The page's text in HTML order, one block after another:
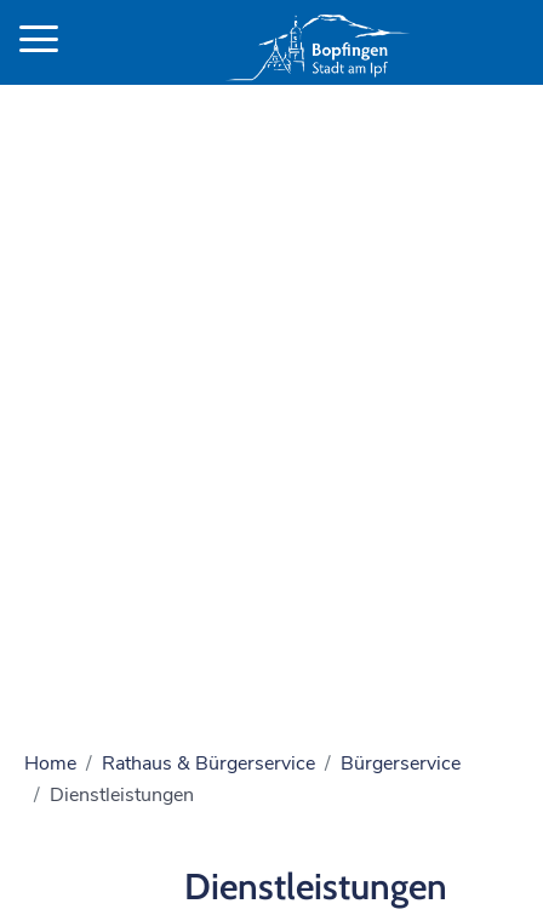
Home Rathaus & Bürgerservice
Bürgerservice
Dienstleistungen
Dienstleistungen